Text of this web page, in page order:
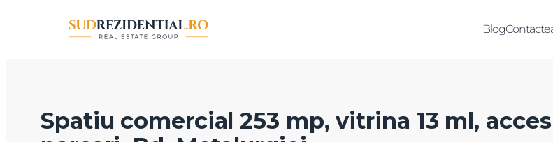
Blog
Spatiu comercial 253 mp, vitrina 13 ml,